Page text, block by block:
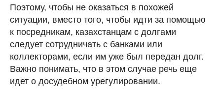
Поэтому, чтобы не оказаться в похожей
ситуации, вместо того, чтобы идти за помощью
к посредникам, казахстанцам с долгами
следует сотрудничать с банками или
коллекторами, если им уже был передан долг.
Важно понимать, что в этом случае речь еще
идет о досудебном урегулировании.